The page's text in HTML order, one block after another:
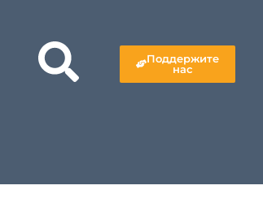
Поддержите
нас